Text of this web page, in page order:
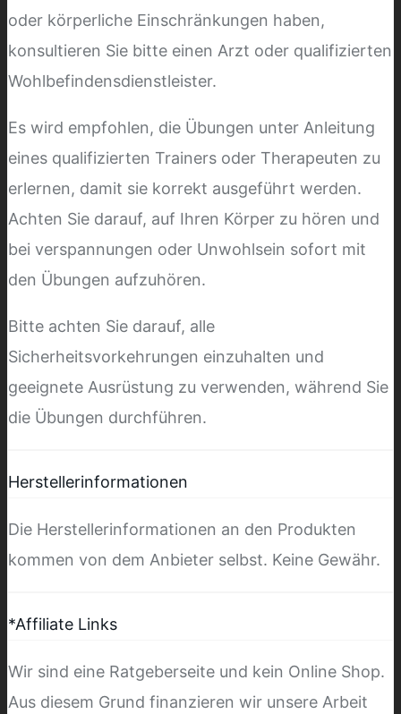
oder körperliche Einschränkungen haben,
konsultieren Sie bitte einen Arzt oder qualifizierten
Wohlbefindensdienstleister.
Es wird empfohlen, die Übungen unter Anleitung
eines qualifizierten Trainers oder Therapeuten zu
erlernen, damit sie korrekt ausgeführt werden.
Achten Sie darauf, auf Ihren Körper zu hören und
bei verspannungen oder Unwohlsein sofort mit
den Übungen aufzuhören.
Bitte achten Sie darauf, alle
Sicherheitsvorkehrungen einzuhalten und
geeignete Ausrüstung zu verwenden, während Sie
die Übungen durchführen.
Herstellerinformationen
Die Herstellerinformationen an den Produkten
kommen von dem Anbieter selbst. Keine Gewähr.
*Affiliate Links
Wir sind eine Ratgeberseite und kein Online Shop.
Aus diesem Grund finanzieren wir unsere Arbeit